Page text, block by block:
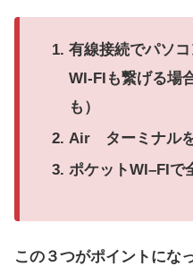
有線接続でパソ
WI-FIも繋げる場
も）
Air ターミナル
ポケットWI–FIで
この３つがポイントにな